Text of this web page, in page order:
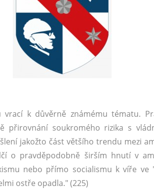
k důvěrně známému tématu.
přirovnání soukromého rizika s
jakožto část většího trendu mezi
o pravděpodobně širším hnutí v
nebo přímo socialismu k víře ve
ostře opadla." (225)